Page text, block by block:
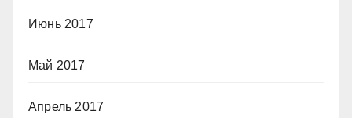
Июнь 2017
Май 2017
Апрель 2017